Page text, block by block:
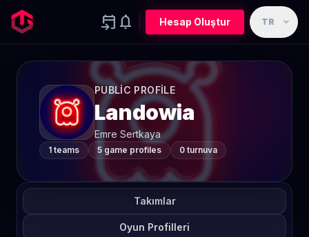
event_upcoming notifications Hesap Oluştur TR expand_more
PUBLIC PROFILE
Landowia
Emre Sertkaya
1 teams 5 game profiles 0 turnuva
Takımlar
Oyun Profilleri